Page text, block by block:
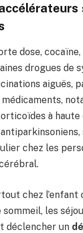
dose,
drogues de
aiguës,
à haute
chez les
chez l’enfant
les
déclencher un